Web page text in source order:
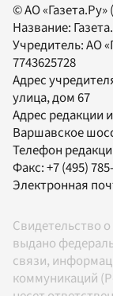
© АО «Газета.Ру»
Название:
Учредитель:АО
7743625728
Адрес
улица, дом 67
Адрес редакции
Варшавское
Телефон
Факс:+7 (495)
Электронная
Свидетельство
выдано
связи,
коммуникаций